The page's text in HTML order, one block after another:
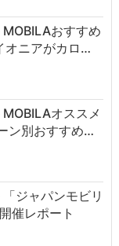
おすすめ
オニアがカロ…
オススメ
ン別おすすめ…
ジャパンモビリ
催レポート